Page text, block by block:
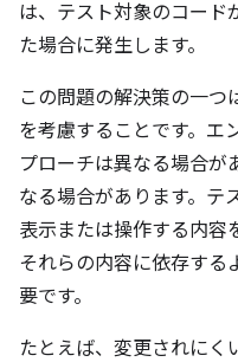
は、テスト対象のコード
た場合に発生します。
この問題の解決策の一つ
を考慮することです。エ
プローチは異なる場合が
なる場合があります。テ
表示または操作する内容
それらの内容に依存する
要です。
たとえば、変更されにく